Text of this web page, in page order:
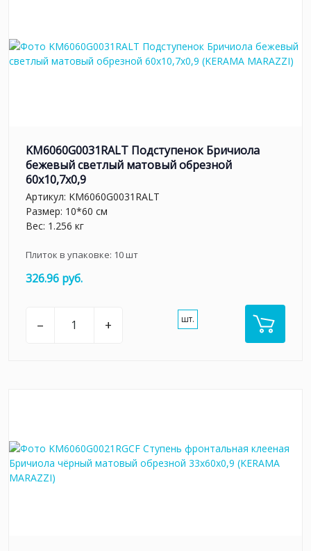
KM6060G0031RALT Подступенок Бричиола
бежевый светлый матовый обрезной
60x10,7x0,9
Артикул: KM6060G0031RALT
Размер: 10*60 см
Вес: 1.256 кг
Плиток в упаковке: 10шт
326.96 руб.
– + шт.